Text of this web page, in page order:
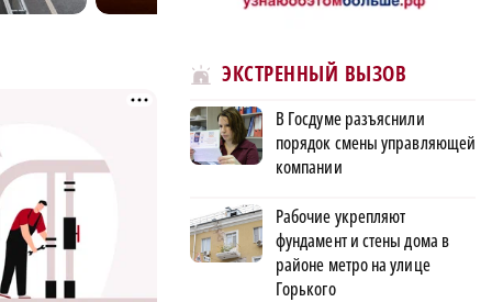
ЭКСТРЕННЫЙ ВЫЗОВ
В Госдуме разъяснили
порядок смены управляющей
компании
Рабочие укрепляют
фундамент и стены дома в
районе метро на улице
Горького